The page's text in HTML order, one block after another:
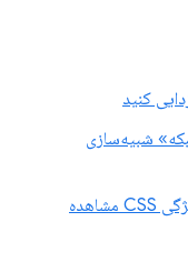
شبیه‌سازی
وضعیت خط پایه را در راهنمای ابزار ویژگی CSS مشاهده